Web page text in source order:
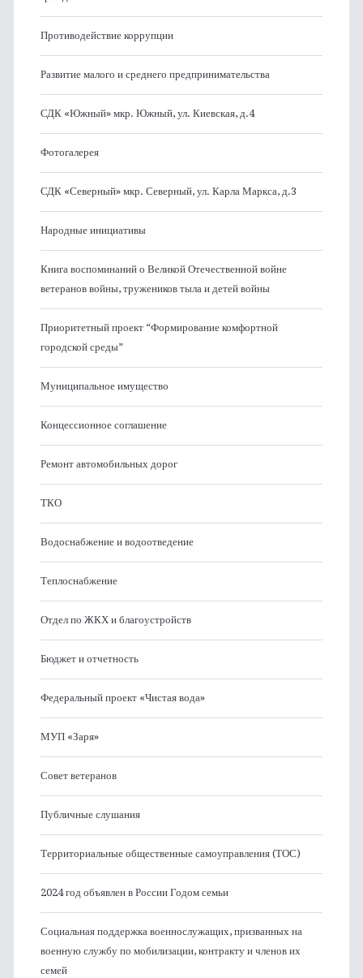
Противодействие коррупции
Развитие малого и среднего предпринимательства
СДК «Южный» мкр. Южный, ул. Киевская, д.4
Фотогалерея
СДК «Северный» мкр. Северный, ул. Карла Маркса, д.3
Народные инициативы
Книга воспоминаний о Великой Отечественной войне
ветеранов войны, тружеников тыла и детей войны
Приоритетный проект “Формирование комфортной
городской среды”
Муниципальное имущество
Концессионное соглашение
Ремонт автомобильных дорог
ТКО
Водоснабжение и водоотведение
Теплоснабжение
Отдел по ЖКХ и благоустройств
Бюджет и отчетность
Федеральный проект «Чистая вода»
МУП «Заря»
Совет ветеранов
Публичные слушания
Территориальные общественные самоуправления (ТОС)
2024 год объявлен в России Годом семьи
Социальная поддержка военнослужащих, призванных на
военную службу по мобилизации, контракту и членов их
семей